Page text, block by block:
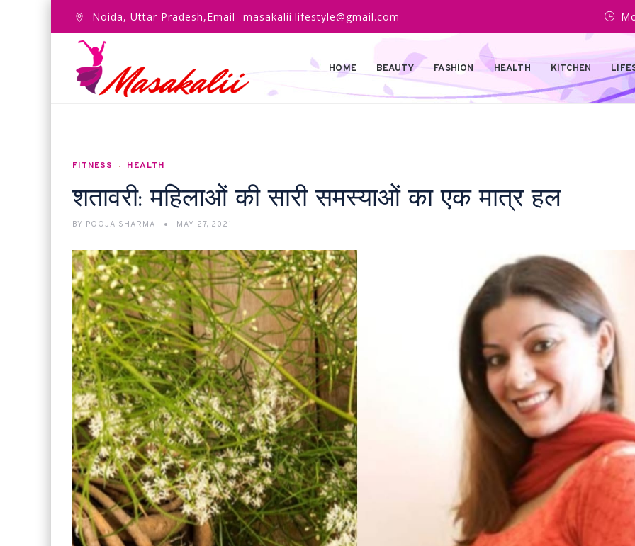
Noida, Uttar Pradesh,Email- masakalii.lifestyle@gmail.com
HOME BEAUTY FASHION HEALTH KITCHEN
FITNESS HEALTH
शतावरी: महिलाओं की सारी समस्याओं का एक मात्र हल
BY POOJA SHARMA MAY 27, 2021